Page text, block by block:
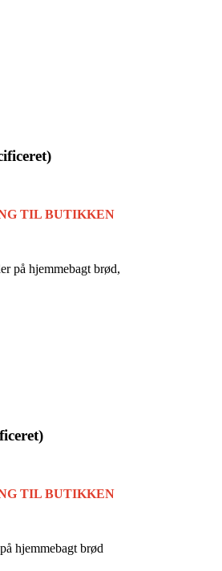
TIL BUTIKKEN
på hjemmebagt brød,
TIL BUTIKKEN
hjemmebagt brød